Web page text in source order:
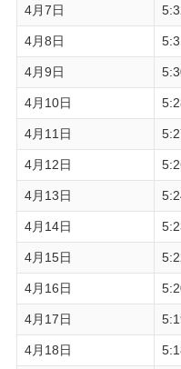
4月7日
4月8日
4月9日
4月10日
4月11日
4月12日
4月13日
4月14日
4月15日
4月16日
4月17日
4月18日